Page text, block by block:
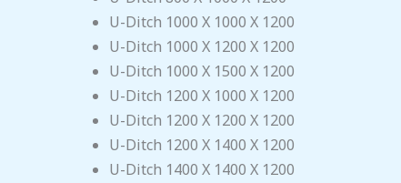
U-Ditch 1000 X 1000 X 1200
U-Ditch 1000 X 1200 X 1200
U-Ditch 1000 X 1500 X 1200
U-Ditch 1200 X 1000 X 1200
U-Ditch 1200 X 1200 X 1200
U-Ditch 1200 X 1400 X 1200
U-Ditch 1400 X 1400 X 1200